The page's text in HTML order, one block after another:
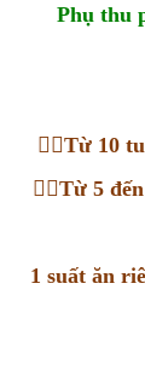
Phụ thu
Từ 10
Từ 5
1 suất ăn